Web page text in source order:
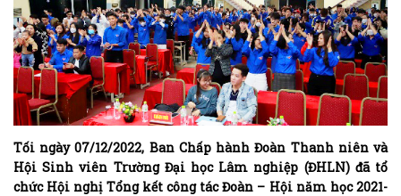
Tối ngày 07/12/2022, Ban Chấp hành Đoàn Thanh niên và
Hội Sinh viên Trường Đại học Lâm nghiệp (ĐHLN) đã tổ
chức Hội nghị Tổng kết công tác Đoàn – Hội năm học 2021-